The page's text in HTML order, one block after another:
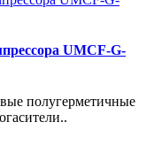
UMCF-G-
полугерметичные